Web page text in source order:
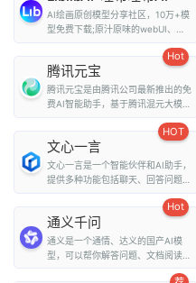
AI绘画原创模型分享社区，10万+模
型免费下载;原汁原味的webUI、
Hot
腾讯元宝
腾讯元宝是由腾讯公司最新推出的免
费AI智能助手，基于腾讯混元大模型
HOT
文心一言
文心一言是一个智能伙伴和AI助手，
提供多种功能包括聊天、回答问题、
Hot
通义千问
通义是一个通情、达义的国产AI模
型，可以帮你解答问题、文档阅读、